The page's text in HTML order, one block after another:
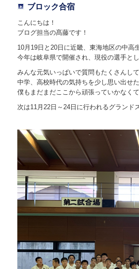
ブロック合宿
こんにちは！
ブログ担当の髙藤です！
10月19日と20日に近畿、東海地区の中
今年は岐阜県で開催され、現役の選手と
みんな元気いっぱいで質問もたくさんし
中学、高校時代の気持ちを少し思い出せ
僕もまだまだここから頑張っていかなく
次は11月22日～24日に行われるグラン